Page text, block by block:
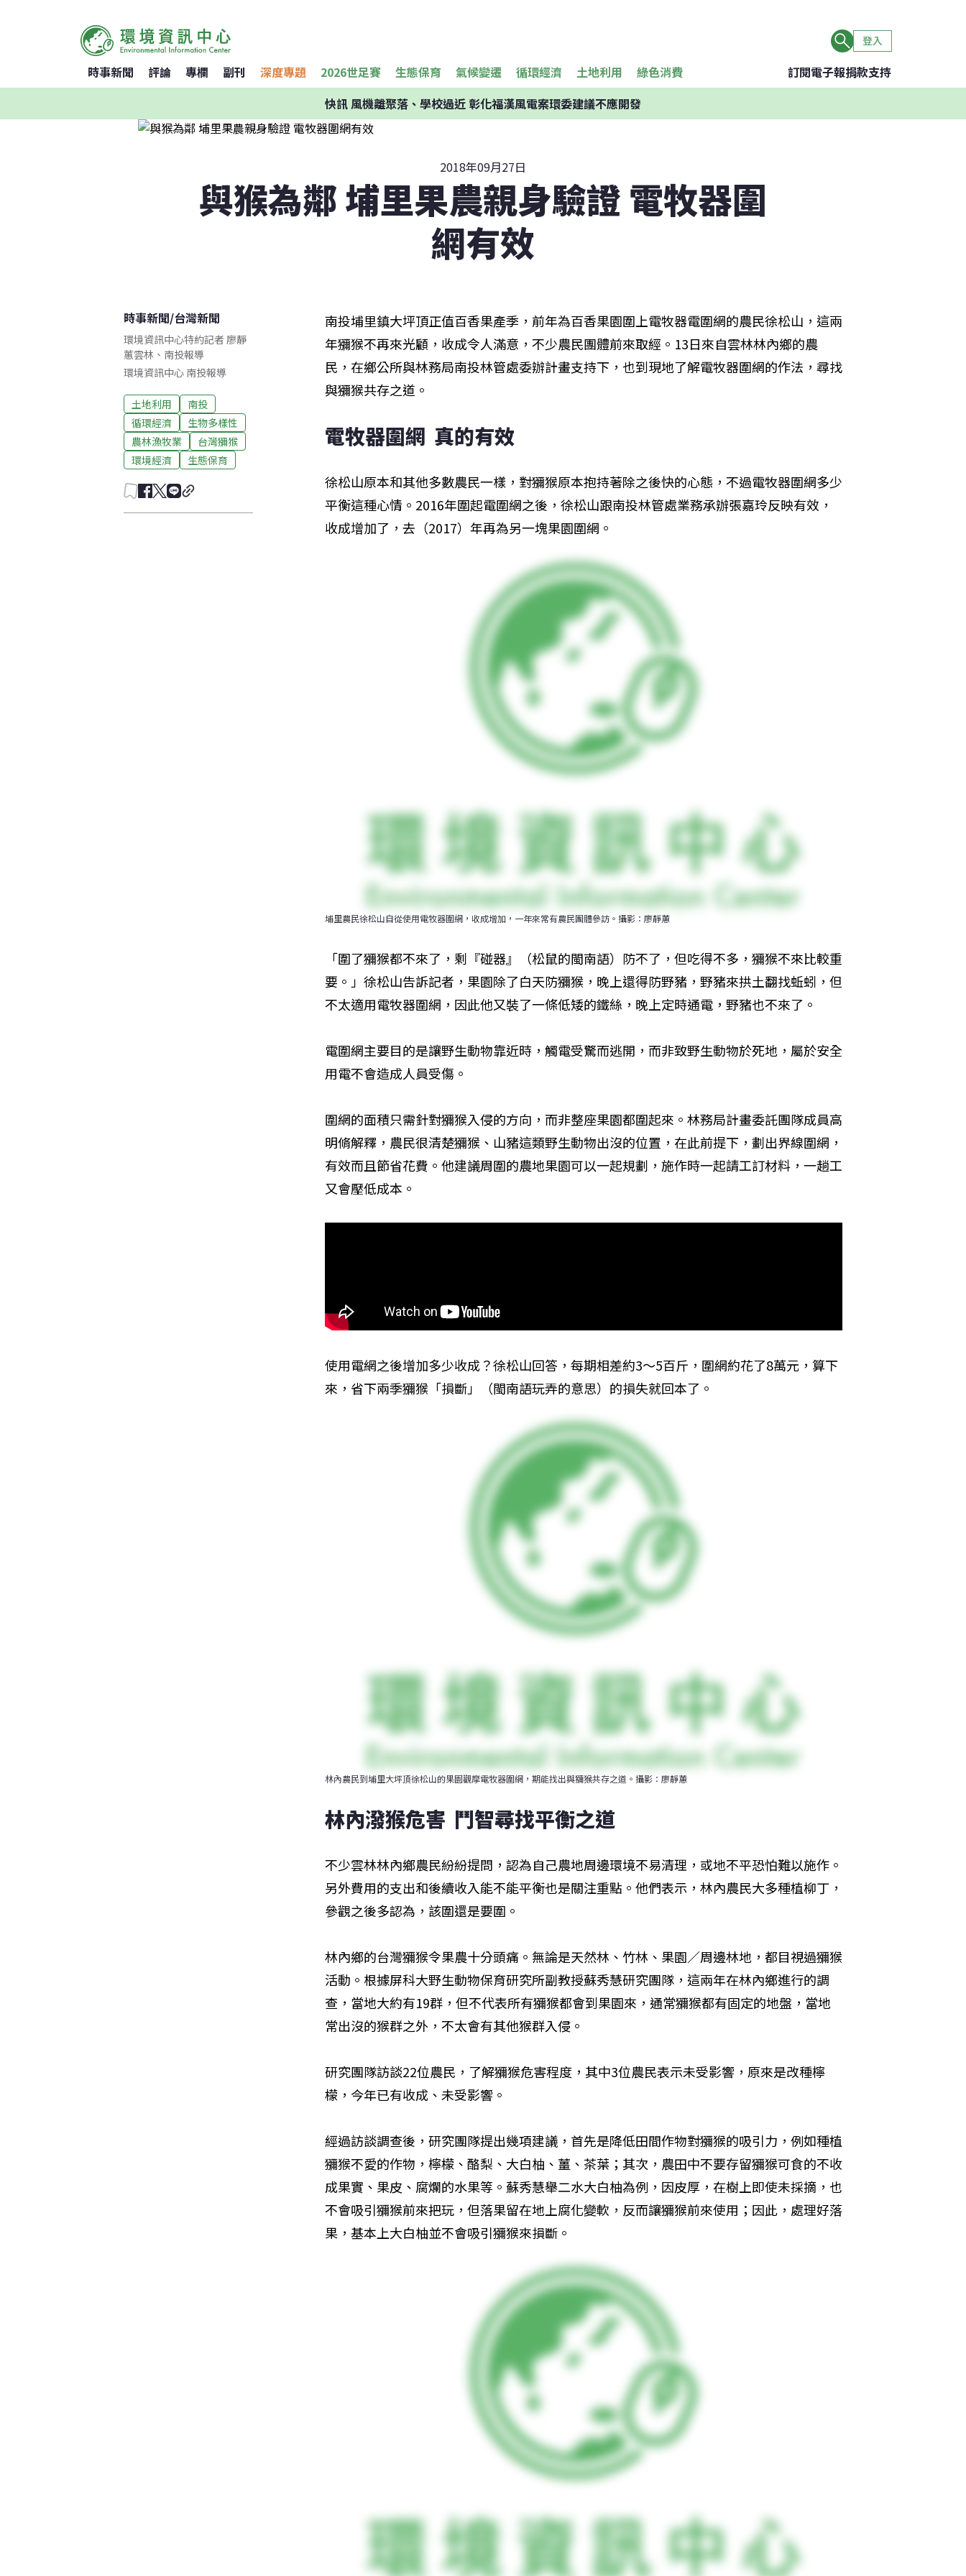
登入
時事新聞 評論 專欄 副刊 深度專題 2026世足賽 生態保育 氣候變遷 循環經濟 土地利用 綠色消費 訂閱電子報捐款支持
快訊風機離聚落、學校過近 彰化福漢風電案環委建議不應開發
2018年09月27日
與猴為鄰 埔里果農親身驗證 電牧器圍
網有效
時事新聞/台灣新聞
環境資訊中心特約記者 廖靜
蕙雲林、南投報導
環境資訊中心 南投報導
土地利用
南投
循環經濟
生物多樣性
農林漁牧業
台灣獼猴
環境經濟
生態保育
南投埔里鎮大坪頂正值百香果產季，前年為百香果園圍上電牧器電圍網的農民徐松山，這兩
年獼猴不再來光顧，收成令人滿意，不少農民團體前來取經。13日來自雲林林內鄉的農
民，在鄉公所與林務局南投林管處委辦計畫支持下，也到現地了解電牧器圍網的作法，尋找
與獼猴共存之道。
電牧器圍網  真的有效
徐松山原本和其他多數農民一樣，對獼猴原本抱持著除之後快的心態，不過電牧器圍網多少
平衡這種心情。2016年圍起電圍網之後，徐松山跟南投林管處業務承辦張嘉玲反映有效，
收成增加了，去（2017）年再為另一塊果園圍網。
埔里農民徐松山自從使用電牧器圍網，收成增加，一年來常有農民團體參訪。攝影：廖靜蕙
「圍了獼猴都不來了，剩『碰器』（松鼠的閩南語）防不了，但吃得不多，獼猴不來比較重
要。」徐松山告訴記者，果園除了白天防獼猴，晚上還得防野豬，野豬來拱土翻找蚯蚓，但
不太適用電牧器圍網，因此他又裝了一條低矮的鐵絲，晚上定時通電，野豬也不來了。
電圍網主要目的是讓野生動物靠近時，觸電受驚而逃開，而非致野生動物於死地，屬於安全
用電不會造成人員受傷。
圍網的面積只需針對獼猴入侵的方向，而非整座果園都圍起來。林務局計畫委託團隊成員高
明脩解釋，農民很清楚獼猴、山豬這類野生動物出沒的位置，在此前提下，劃出界線圍網，
有效而且節省花費。他建議周圍的農地果園可以一起規劃，施作時一起請工訂材料，一趟工
又會壓低成本。
使用電網之後增加多少收成？徐松山回答，每期相差約3～5百斤，圍網約花了8萬元，算下
來，省下兩季獼猴「損斷」（閩南語玩弄的意思）的損失就回本了。
林內農民到埔里大坪頂徐松山的果園觀摩電牧器圍網，期能找出與獼猴共存之道。攝影：廖靜蕙
林內潑猴危害  鬥智尋找平衡之道
不少雲林林內鄉農民紛紛提問，認為自己農地周邊環境不易清理，或地不平恐怕難以施作。
另外費用的支出和後續收入能不能平衡也是關注重點。他們表示，林內農民大多種植柳丁，
參觀之後多認為，該圍還是要圍。
林內鄉的台灣獼猴令果農十分頭痛。無論是天然林、竹林、果園／周邊林地，都目視過獼猴
活動。根據屏科大野生動物保育研究所副教授蘇秀慧研究團隊，這兩年在林內鄉進行的調
查，當地大約有19群，但不代表所有獼猴都會到果園來，通常獼猴都有固定的地盤，當地
常出沒的猴群之外，不太會有其他猴群入侵。
研究團隊訪談22位農民，了解獼猴危害程度，其中3位農民表示未受影響，原來是改種檸
檬，今年已有收成、未受影響。
經過訪談調查後，研究團隊提出幾項建議，首先是降低田間作物對獼猴的吸引力，例如種植
獼猴不愛的作物，檸檬、酪梨、大白柚、薑、茶葉；其次，農田中不要存留獼猴可食的不收
成果實、果皮、腐爛的水果等。蘇秀慧舉二水大白柚為例，因皮厚，在樹上即使未採摘，也
不會吸引獼猴前來把玩，但落果留在地上腐化變軟，反而讓獼猴前來使用；因此，處理好落
果，基本上大白柚並不會吸引獼猴來損斷。